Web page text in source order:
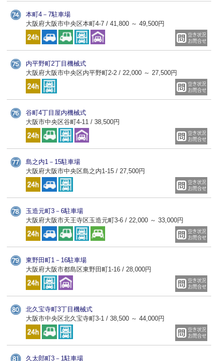
本町4－7駐車場
大阪府大阪市中央区本町4-7 / 41,800 ～ 49,500円
内平野町2丁目機械式
大阪府大阪市中央区内平野町2-2 / 22,000 ～ 27,500円
谷町4丁目屋内機械式
大阪市中央区谷町4-11 / 38,500円
島之内1－15駐車場
大阪府大阪市中央区島之内1-15 / 27,500円
玉造元町3－6駐車場
大阪府大阪市天王寺区玉造元町3-6 / 22,000 ～ 33,000円
東野田町1－16駐車場
大阪府大阪市都島区東野田町1-16 / 28,000円
北久宝寺町3丁目機械式
大阪市中央区北久宝寺町3-1 / 38,500 ～ 44,000円
久太郎町3－1駐車場